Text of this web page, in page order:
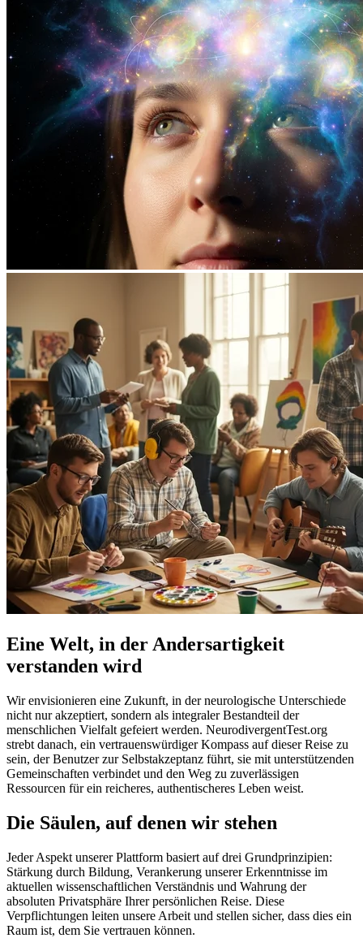
Eine Welt, in der Andersartigkeit
verstanden wird
Wir envisionieren eine Zukunft, in der neurologische Unterschiede
nicht nur akzeptiert, sondern als integraler Bestandteil der
menschlichen Vielfalt gefeiert werden. NeurodivergentTest.org
strebt danach, ein vertrauenswürdiger Kompass auf dieser Reise zu
sein, der Benutzer zur Selbstakzeptanz führt, sie mit unterstützenden
Gemeinschaften verbindet und den Weg zu zuverlässigen
Ressourcen für ein reicheres, authentischeres Leben weist.
Die Säulen, auf denen wir stehen
Jeder Aspekt unserer Plattform basiert auf drei Grundprinzipien:
Stärkung durch Bildung, Verankerung unserer Erkenntnisse im
aktuellen wissenschaftlichen Verständnis und Wahrung der
absoluten Privatsphäre Ihrer persönlichen Reise. Diese
Verpflichtungen leiten unsere Arbeit und stellen sicher, dass dies ein
Raum ist, dem Sie vertrauen können.